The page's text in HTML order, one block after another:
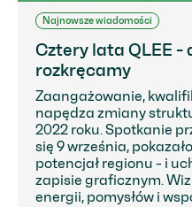
Najnowsze wiadomości
Cztery lata QLEE -
rozkręcamy
Zaangażowanie,
napędza zmiany
2022 roku. Spotkanie
się 9 września,
potencjał regionu - i
zapisie graficznym.
energii, pomysłów i